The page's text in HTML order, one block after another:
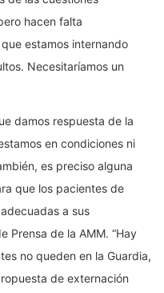
hacen falta
estamos internando
Necesitaríamos un
damos respuesta de la
en condiciones ni
es preciso alguna
que los pacientes de
a sus
Prensa de la AMM. “Hay
no queden en la Guardia,
de externación